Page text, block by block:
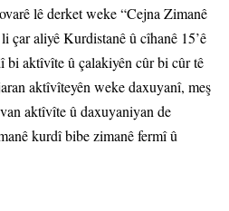
lê derket weke “Cejna Zimanê
çar aliyê Kurdistanê û cîhanê 15’ê
bi aktîvîte û çalakiyên cûr bi cûr tê
aktîvîteyên weke daxuyanî, meş
aktîvîte û daxuyaniyan de
kurdî bibe zimanê fermî û